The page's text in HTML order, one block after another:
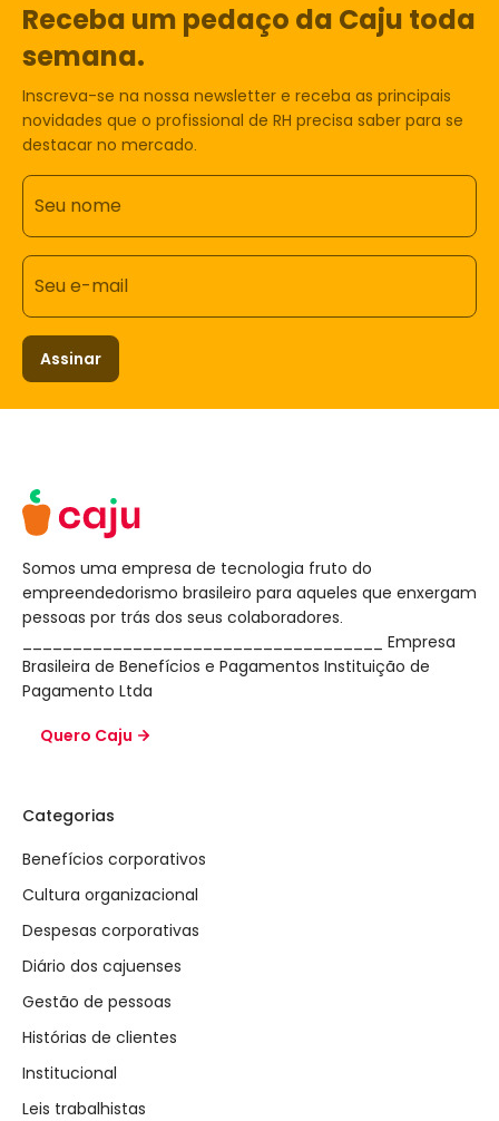
Receba um pedaço da Caju toda
semana.
Inscreva-se na nossa newsletter e receba as principais
novidades que o profissional de RH precisa saber para se
destacar no mercado.
Seu nome
Seu e-mail
Assinar
Somos uma empresa de tecnologia fruto do
empreendedorismo brasileiro para aqueles que enxergam
pessoas por trás dos seus colaboradores.
____________________________________ Empresa
Brasileira de Benefícios e Pagamentos Instituição de
Pagamento Ltda
Quero Caju
Categorias
Benefícios corporativos
Cultura organizacional
Despesas corporativas
Diário dos cajuenses
Gestão de pessoas
Histórias de clientes
Institucional
Leis trabalhistas